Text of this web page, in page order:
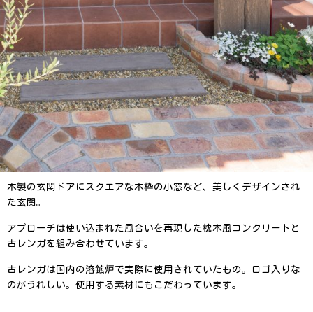
木製の玄関ドアにスクエアな木枠の小窓など、美しくデザインされ
た玄関。
アプローチは使い込まれた風合いを再現した枕木風コンクリートと
古レンガを組み合わせています。
古レンガは国内の溶鉱炉で実際に使用されていたもの。ロゴ入りな
のがうれしい。使用する素材にもこだわっています。